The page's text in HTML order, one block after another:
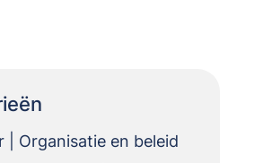
| Organisatie en beleid